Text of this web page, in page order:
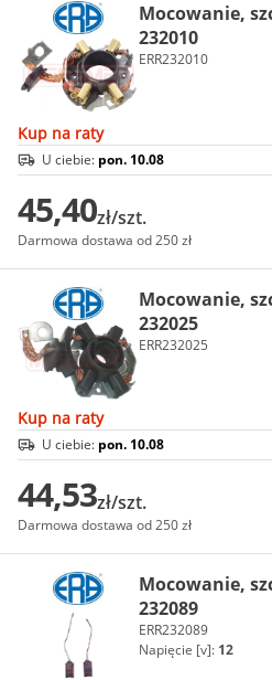
Mocowanie,
232010
ERR232010
Kup na raty
U ciebie: pon. 10.08
45,40zł/szt.
Darmowa dostawa od 250 zł
Mocowanie,
232025
ERR232025
Kup na raty
U ciebie: pon. 10.08
44,53zł/szt.
Darmowa dostawa od 250 zł
Mocowanie,
232089
ERR232089
Napięcie [v]: 12